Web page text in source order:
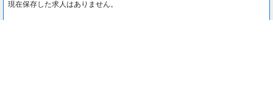
現在保存した求人はありません。